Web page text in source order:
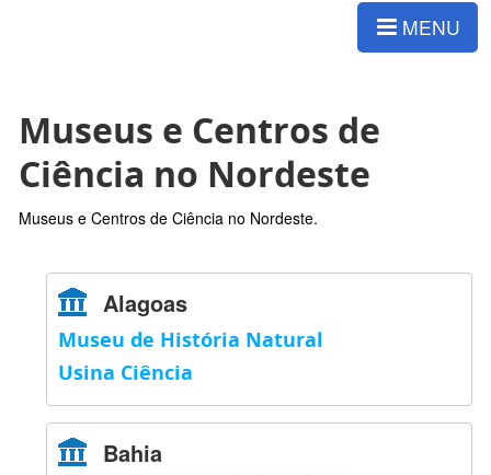
MENU
Museus e Centros de
Ciência no Nordeste
Museus e Centros de Ciência no Nordeste.
Alagoas
Museu de História Natural
Usina Ciência
Bahia